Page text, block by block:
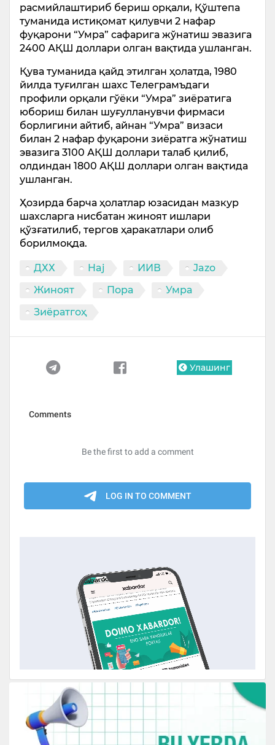
расмийлаштириб бериш орқали, Қўштепа
туманида истиқомат қилувчи 2 нафар
фуқарони “Умра” сафарига жўнатиш эвазига
2400 АҚШ доллари олган вақтида ушланган.
Қува туманида қайд этилган ҳолатда, 1980
йилда туғилган шахс Телеграмъдаги
профили орқали гўёки “Умра” зиёратига
юбориш билан шуғулланувчи фирмаси
борлигини айтиб, айнан “Умра” визаси
билан 2 нафар фуқарони зиёратга жўнатиш
эвазига 3100 АҚШ доллари талаб қилиб,
олдиндан 1800 АҚШ доллари олган вақтида
ушланган.
Ҳозирда барча ҳолатлар юзасидан мазкур
шахсларга нисбатан жиноят ишлари
қўзғатилиб, тергов ҳаракатлари олиб
борилмоқда.
ДХХ Haj ИИВ
Jazo
Жиноят
Пора
Умра
Зиёратгоҳ
Улашинг